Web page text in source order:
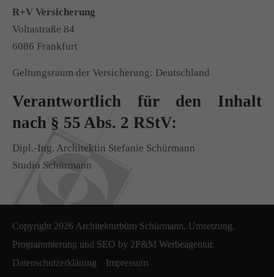
R+V Versicherung
Voltastraße 84
6086 Frankfurt
Geltungsraum der Versicherung: Deutschland
Verantwortlich für den Inhalt
nach § 55 Abs. 2 RStV:
Dipl.-Ing. Architektin Stefanie Schürmann
Studio Schürmann
Copyright 2026 Architekturbüro Schürmann. Umsetzung,
Programmierung und SEO by 2P&M Werbeagentur.
Datenschutzerklärung
Impressum